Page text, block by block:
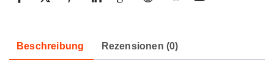
Beschreibung Rezensionen (0)